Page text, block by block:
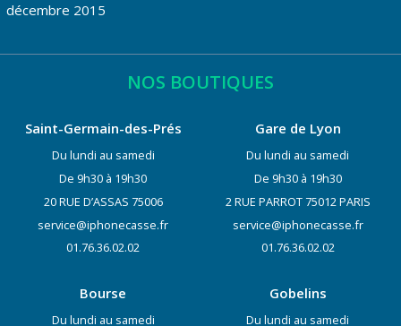
décembre 2015
NOS BOUTIQUES
Saint-Germain-des-Prés
Du lundi au samedi
De 9h30 à 19h30
20 RUE D’ASSAS 75006
service@iphonecasse.fr
01.76.36.02.02
Gare de Lyon
Du lundi au samedi
De 9h30 à 19h30
2 RUE PARROT 75012 PARIS
service@iphonecasse.fr
01.76.36.02.02
Bourse
Du lundi au samedi
Gobelins
Du lundi au samedi